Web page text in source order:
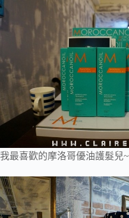
我最喜歡的摩洛哥優油護髮兒~